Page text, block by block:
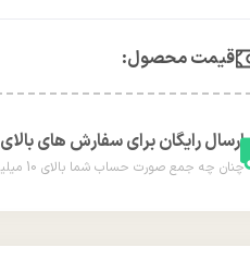
قیمت محصول:​
ارسال رایگان برای سفارش های بالای 10 میلیون تومان
چنان چه جمع صورت حساب شما بالای 10 میلیون تومان شود هزینه پست برای شما به صورت رایگان محاسبه خواهد شد.